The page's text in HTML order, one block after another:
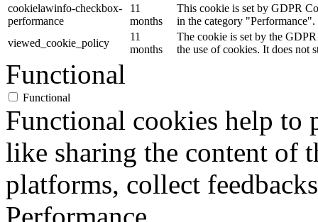
cookielawinfo-checkbox-
performance
11
months
This cookie is set by GDPR
in the category "Performance".
viewed_cookie_policy
11
months
The cookie is set by the
the use of cookies. It does not
Functional
Functional
Functional cookies help to
like sharing the content of
platforms, collect